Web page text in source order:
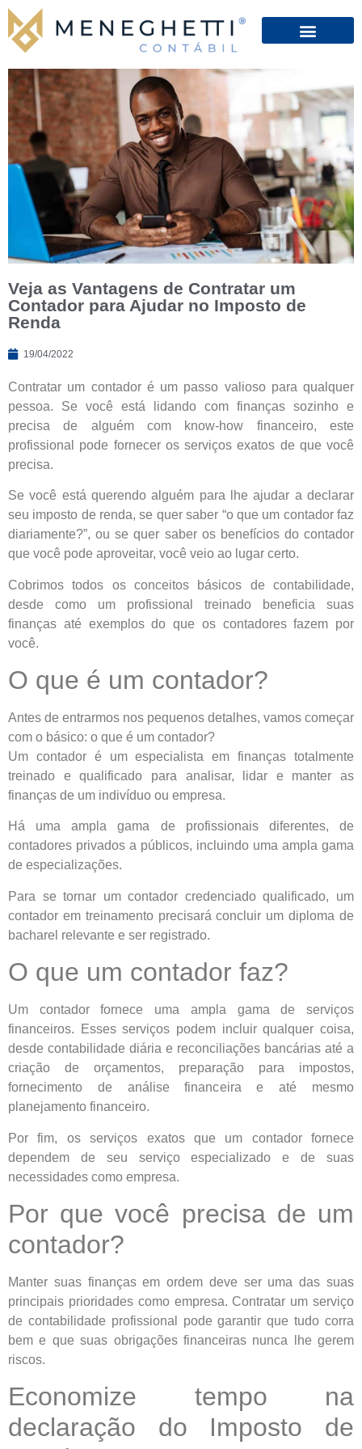
Veja as Vantagens de Contratar um
Contador para Ajudar no Imposto de
Renda
19/04/2022
Contratar um contador é um passo valioso para qualquer
pessoa. Se você está lidando com finanças sozinho e
precisa de alguém com know-how financeiro, este
profissional pode fornecer os serviços exatos de que você
precisa.
Se você está querendo alguém para lhe ajudar a declarar
seu imposto de renda, se quer saber “o que um contador faz
diariamente?”, ou se quer saber os benefícios do contador
que você pode aproveitar, você veio ao lugar certo.
Cobrimos todos os conceitos básicos de contabilidade,
desde como um profissional treinado beneficia suas
finanças até exemplos do que os contadores fazem por
você.
O que é um contador?
Antes de entrarmos nos pequenos detalhes, vamos começar
com o básico: o que é um contador?
Um contador é um especialista em finanças totalmente
treinado e qualificado para analisar, lidar e manter as
finanças de um indivíduo ou empresa.
Há uma ampla gama de profissionais diferentes, de
contadores privados a públicos, incluindo uma ampla gama
de especializações.
Para se tornar um contador credenciado qualificado, um
contador em treinamento precisará concluir um diploma de
bacharel relevante e ser registrado.
O que um contador faz?
Um contador fornece uma ampla gama de serviços
financeiros. Esses serviços podem incluir qualquer coisa,
desde contabilidade diária e reconciliações bancárias até a
criação de orçamentos, preparação para impostos,
fornecimento de análise financeira e até mesmo
planejamento financeiro.
Por fim, os serviços exatos que um contador fornece
dependem de seu serviço especializado e de suas
necessidades como empresa.
Por que você precisa de um
contador?
Manter suas finanças em ordem deve ser uma das suas
principais prioridades como empresa. Contratar um serviço
de contabilidade profissional pode garantir que tudo corra
bem e que suas obrigações financeiras nunca lhe gerem
riscos.
Economize tempo na
declaração do Imposto de